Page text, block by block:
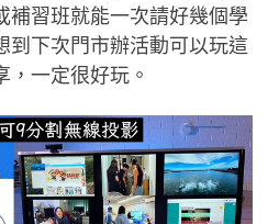
補習班就能一次請好幾個學
到下次門市辦活動可以玩這
，一定很好玩。